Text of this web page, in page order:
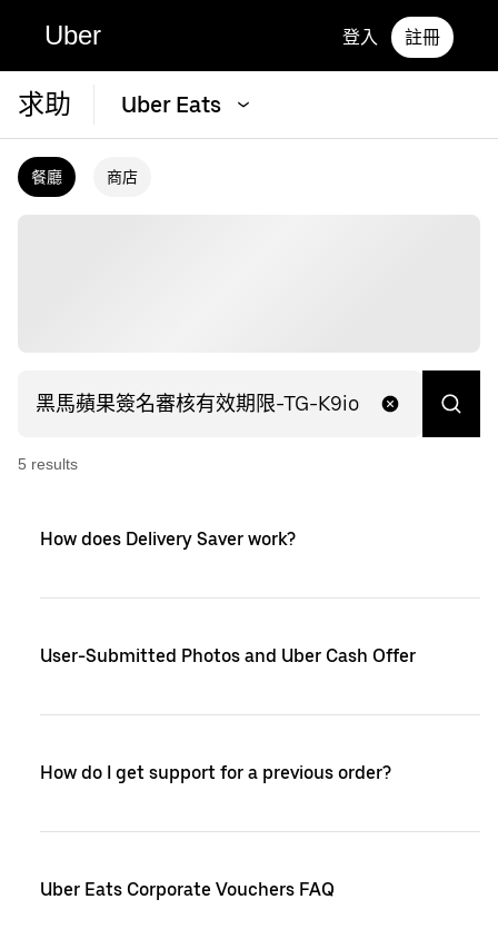
Uber 登入 註冊
求助 Uber Eats
餐廳 商店
5 results
How does Delivery Saver work?
User-Submitted Photos and Uber Cash Offer
How do I get support for a previous order?
Uber Eats Corporate Vouchers FAQ